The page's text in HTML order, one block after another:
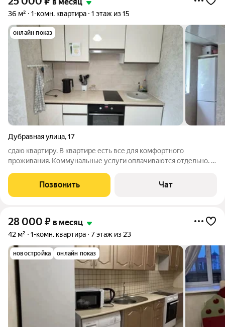
36 м² 1-комн. квартира 1 этаж из 15
онлайн показ
Дубравная улица,17
сдаю квартиру. В квартире есть все для комфортного
проживания. Коммунальные услуги оплачиваются отдельно. В
ответить в чате. Оставьте пожалуйста свой номер телефона
или данные куда вам можно
Позвонить Чат
28 000 ₽ в месяц
42 м² 1-комн. квартира 7 этаж из 23
новостройка онлайн показ